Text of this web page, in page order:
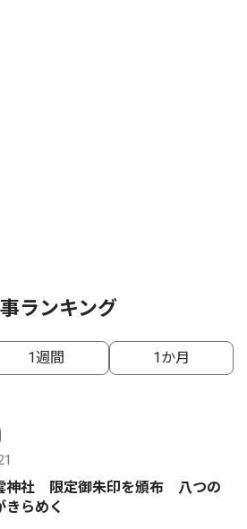
ランキング
1週間 1か月
神社 限定御朱印を頒布 八つの
きらめく